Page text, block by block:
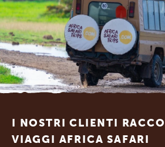
I NOSTRI CLIENTI
VIAGGI AFRICA SAFARI